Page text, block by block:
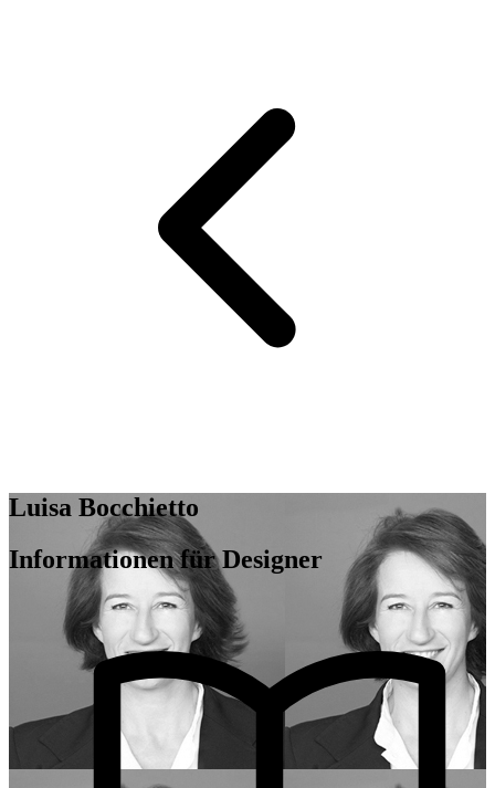
Luisa Bocchietto
Informationen für Designer